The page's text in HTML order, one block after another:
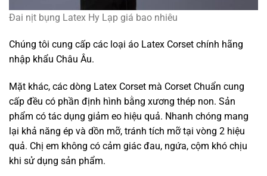
Đai nịt bụng Latex Hy Lạp giá bao nhiêu
Chúng tôi cung cấp các loại áo Latex Corset chính hãng
nhập khẩu Châu Âu.
Mặt khác, các dòng Latex Corset mà Corset Chuẩn cung
cấp đều có phần định hình bằng xương thép non. Sản
phẩm có tác dụng giảm eo hiệu quả. Nhanh chóng mang
lại khả năng ép và dồn mỡ, tránh tích mỡ tại vòng 2 hiệu
quả. Chị em không có cảm giác đau, ngứa, cộm khó chịu
khi sử dụng sản phẩm.